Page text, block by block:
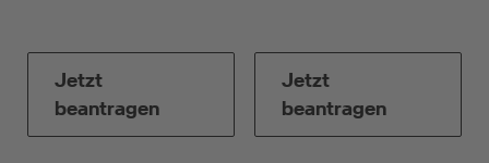
Jetzt
beantragen
Jetzt
beantragen